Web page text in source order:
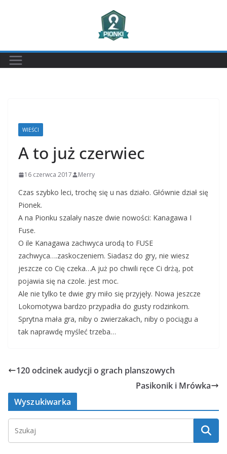
WIEŚCI
A to już czerwiec
16 czerwca 2017 Merry
Czas szybko leci, trochę się u nas działo. Głównie dział się
Pionek.
A na Pionku szalały nasze dwie nowości: Kanagawa I
Fuse.
O ile Kanagawa zachwyca urodą to FUSE
zachwyca….zaskoczeniem. Siadasz do gry, nie wiesz
jeszcze co Cię czeka…A już po chwili ręce Ci drżą, pot
pojawia się na czole. jest moc.
Ale nie tylko te dwie gry miło się przyjęły. Nowa jeszcze
Lokomotywa bardzo przypadła do gusty rodzinkom.
Sprytna mała gra, niby o zwierzakach, niby o pociągu a
tak naprawdę myśleć trzeba…
120 odcinek audycji o grach planszowych
Pasikonik i Mrówka
Wyszukiwarka